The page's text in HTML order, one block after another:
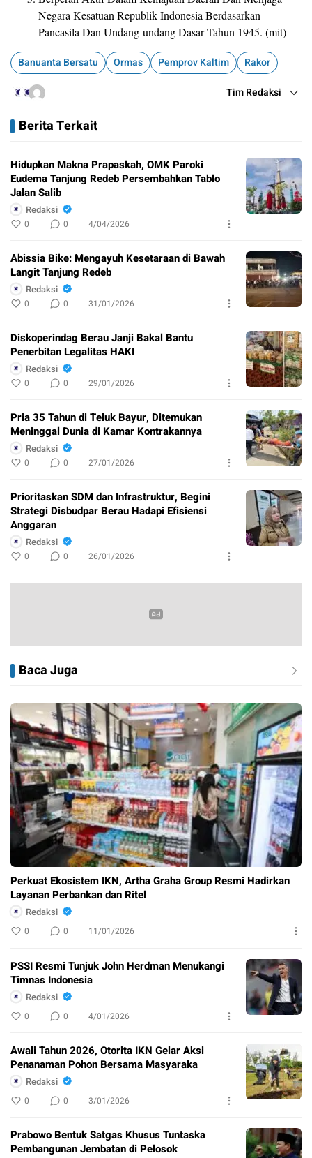
Negara Kesatuan Republik Indonesia Berdasarkan
Pancasila Dan Undang-undang Dasar Tahun 1945. (mit)
Banuanta Bersatu Ormas Pemprov Kaltim Rakor
Tim Redaksi
Berita Terkait
Hidupkan Makna Prapaskah, OMK Paroki
Eudema Tanjung Redeb Persembahkan Tablo
Jalan Salib
Redaksi
0 0 4/04/2026
Abissia Bike: Mengayuh Kesetaraan di Bawah
Langit Tanjung Redeb
Redaksi
0 0 31/01/2026
Diskoperindag Berau Janji Bakal Bantu
Penerbitan Legalitas HAKI
Redaksi
0 0 29/01/2026
Pria 35 Tahun di Teluk Bayur, Ditemukan
Meninggal Dunia di Kamar Kontrakannya
Redaksi
0 0 27/01/2026
Prioritaskan SDM dan Infrastruktur, Begini
Strategi Disbudpar Berau Hadapi Efisiensi
Anggaran
Redaksi
0 0 26/01/2026
Baca Juga
Perkuat Ekosistem IKN, Artha Graha Group Resmi Hadirkan
Layanan Perbankan dan Ritel
Redaksi
0 0 11/01/2026
PSSI Resmi Tunjuk John Herdman Menukangi
Timnas Indonesia
Redaksi
0 0 4/01/2026
Awali Tahun 2026, Otorita IKN Gelar Aksi
Penanaman Pohon Bersama Masyaraka
Redaksi
0 0 3/01/2026
Prabowo Bentuk Satgas Khusus Tuntaska
Pembangunan Jembatan di Pelosok